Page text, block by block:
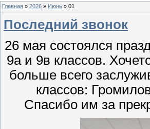
Главная » 2026 » Июнь » 01
Последний звонок
26 мая состоялся
9а и 9в классов.
больше всего
классов:
Спасибо им за